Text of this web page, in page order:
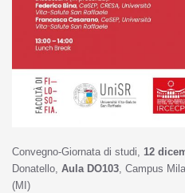
Convegno-Giornata di studi, 12
Donatello, Aula DO103, Campus
(MI)